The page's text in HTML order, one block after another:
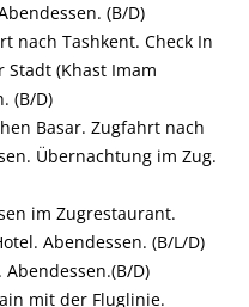
(B/D)
nach Tashkent. Check In
Stadt (Khast Imam
(B/D)
Basar. Zugfahrt nach
Übernachtung im Zug.
im Zugrestaurant.
Abendessen. (B/L/D)
D)
mit der Fluglinie.